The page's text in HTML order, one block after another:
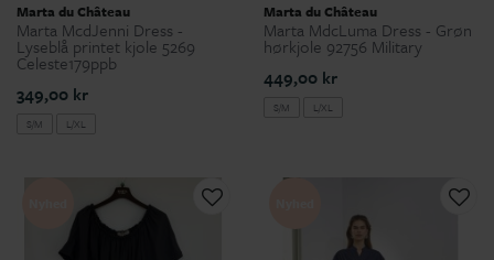
Marta du Château
Marta McdJenni Dress -
Lyseblå printet kjole 5269
Celeste179ppb
349,00 kr
S/M L/XL
Marta du Château
Marta MdcLuma Dress - Grøn
hørkjole 92756 Military
449,00 kr
S/M L/XL